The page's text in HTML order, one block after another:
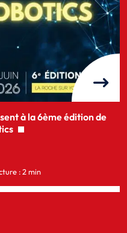
à la 6ème édition de
: 2 min